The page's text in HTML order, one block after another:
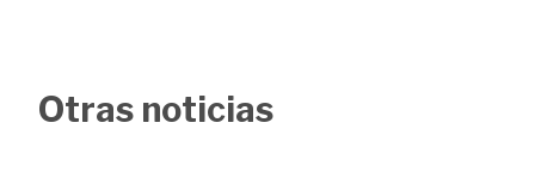
Otras noticias